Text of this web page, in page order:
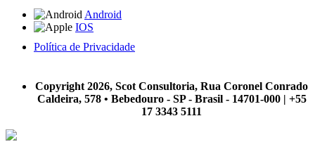
Android
IOS
Política de Privacidade
Copyright 2026, Scot Consultoria, Rua Coronel Conrado
Caldeira, 578 • Bebedouro - SP - Brasil - 14701-000 | +55
17 3343 5111